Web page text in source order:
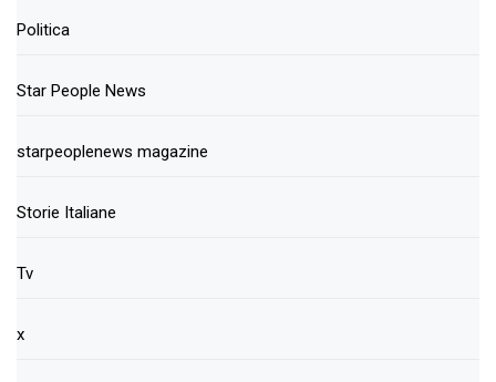
Politica
Star People News
starpeoplenews magazine
Storie Italiane
Tv
x